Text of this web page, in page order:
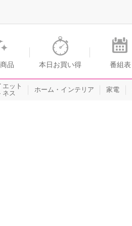
ングのショップチャンネル
品 本日お買い得 番組表
エット
ネス
ホーム・インテリア 家電